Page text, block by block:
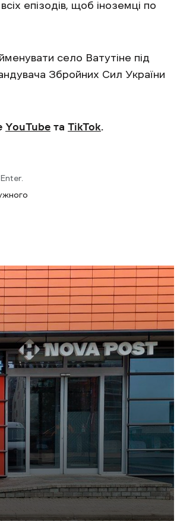
епізодів, щоб іноземці по
село Ватутіне під
Збройних Сил України
YouTube та TikTok.